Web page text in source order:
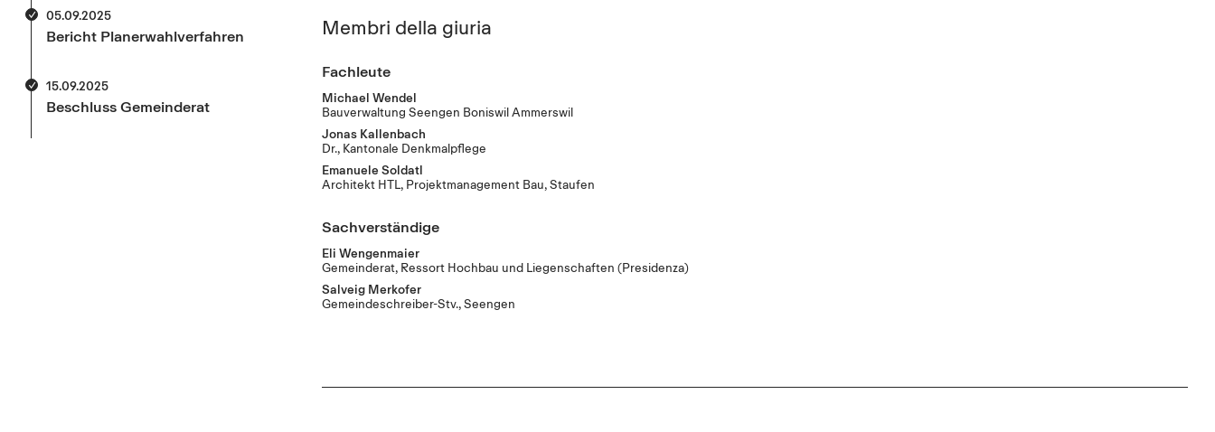
05.09.2025
Bericht Planerwahlverfahren
15.09.2025
Beschluss Gemeinderat
Membri della giuria
Fachleute
Michael Wendel
Bauverwaltung Seengen Boniswil Ammerswil
Jonas Kallenbach
Dr., Kantonale Denkmalpflege
Emanuele Soldatl
Architekt HTL, Projektmanagement Bau, Staufen
Sachverständige
Eli Wengenmaier
Gemeinderat, Ressort Hochbau und Liegenschaften (Presidenza)
Salveig Merkofer
Gemeindeschreiber-Stv., Seengen